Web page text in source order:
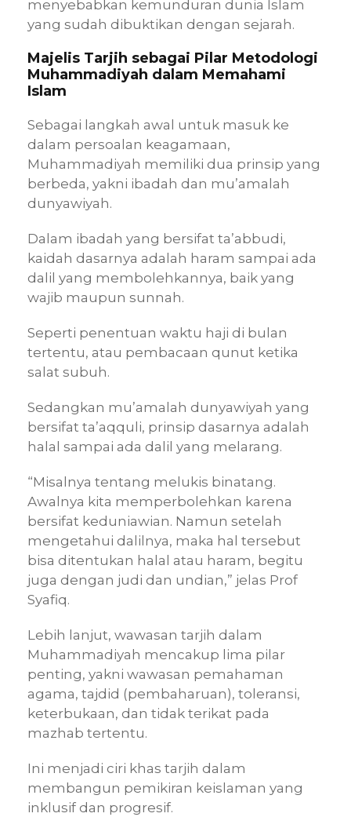
menyebabkan kemunduran dunia Islam
yang sudah dibuktikan dengan sejarah.
Majelis Tarjih sebagai Pilar Metodologi
Muhammadiyah dalam Memahami
Islam
Sebagai langkah awal untuk masuk ke
dalam persoalan keagamaan,
Muhammadiyah memiliki dua prinsip yang
berbeda, yakni ibadah dan mu’amalah
dunyawiyah.
Dalam ibadah yang bersifat ta’abbudi,
kaidah dasarnya adalah haram sampai ada
dalil yang membolehkannya, baik yang
wajib maupun sunnah.
Seperti penentuan waktu haji di bulan
tertentu, atau pembacaan qunut ketika
salat subuh.
Sedangkan mu’amalah dunyawiyah yang
bersifat ta’aqquli, prinsip dasarnya adalah
halal sampai ada dalil yang melarang.
“Misalnya tentang melukis binatang.
Awalnya kita memperbolehkan karena
bersifat keduniawian. Namun setelah
mengetahui dalilnya, maka hal tersebut
bisa ditentukan halal atau haram, begitu
juga dengan judi dan undian,” jelas Prof
Syafiq.
Lebih lanjut, wawasan tarjih dalam
Muhammadiyah mencakup lima pilar
penting, yakni wawasan pemahaman
agama, tajdid (pembaharuan), toleransi,
keterbukaan, dan tidak terikat pada
mazhab tertentu.
Ini menjadi ciri khas tarjih dalam
membangun pemikiran keislaman yang
inklusif dan progresif.